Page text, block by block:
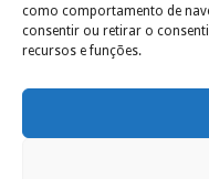
como comportamento de
consentir ou retirar o
recursos e funções.